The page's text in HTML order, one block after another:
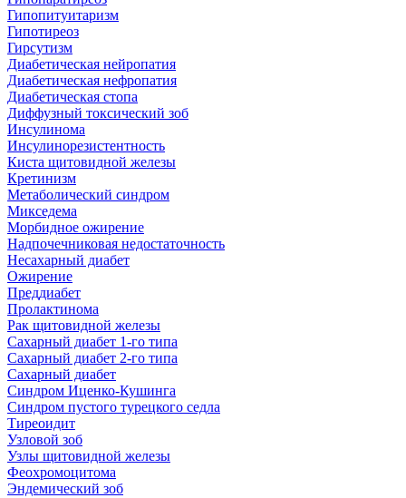
Гипопитуитаризм
Гипотиреоз
Гирсутизм
Диабетическая нейропатия
Диабетическая нефропатия
Диабетическая стопа
Диффузный токсический зоб
Инсулинома
Инсулинорезистентность
Киста щитовидной железы
Кретинизм
Метаболический синдром
Микседема
Морбидное ожирение
Надпочечниковая недостаточность
Несахарный диабет
Ожирение
Преддиабет
Пролактинома
Рак щитовидной железы
Сахарный диабет 1-го типа
Сахарный диабет 2-го типа
Сахарный диабет
Синдром Иценко-Кушинга
Синдром пустого турецкого седла
Тиреоидит
Узловой зоб
Узлы щитовидной железы
Феохромоцитома
Эндемический зоб